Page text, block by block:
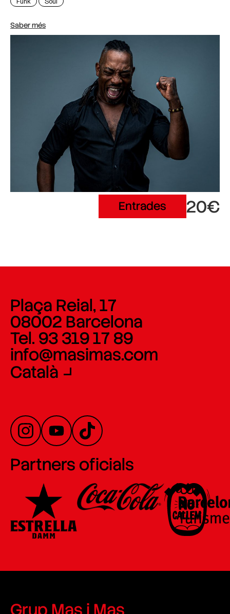
Saber més
Entrades 20€
Plaça Reial, 17
08002 Barcelona
Tel. 93 319 17 89
info@masimas.com
Català
Partners oficials